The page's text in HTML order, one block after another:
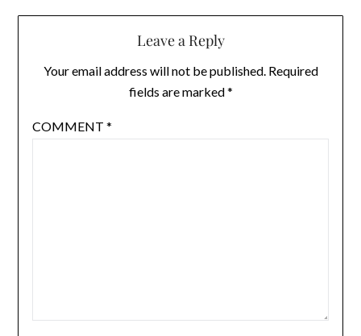
Leave a Reply
Your email address will not be published. Required
fields are marked*
COMMENT *